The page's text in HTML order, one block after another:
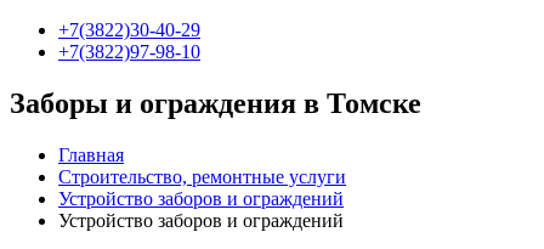
+7(3822)30-40-29
+7(3822)97-98-10
Заборы и ограждения в Томске
Главная
Строительство, ремонтные услуги
Устройство заборов и ограждений
Устройство заборов и ограждений